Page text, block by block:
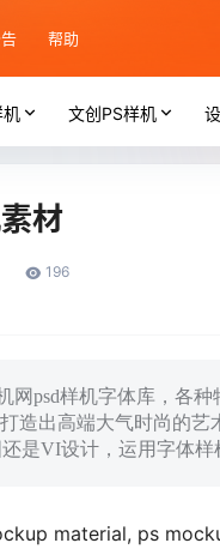
帮助
机 文创PS样机
材
196
网psd样机字体库，各
造出高端大气时尚的
是VI设计，运用字体样
material, ps